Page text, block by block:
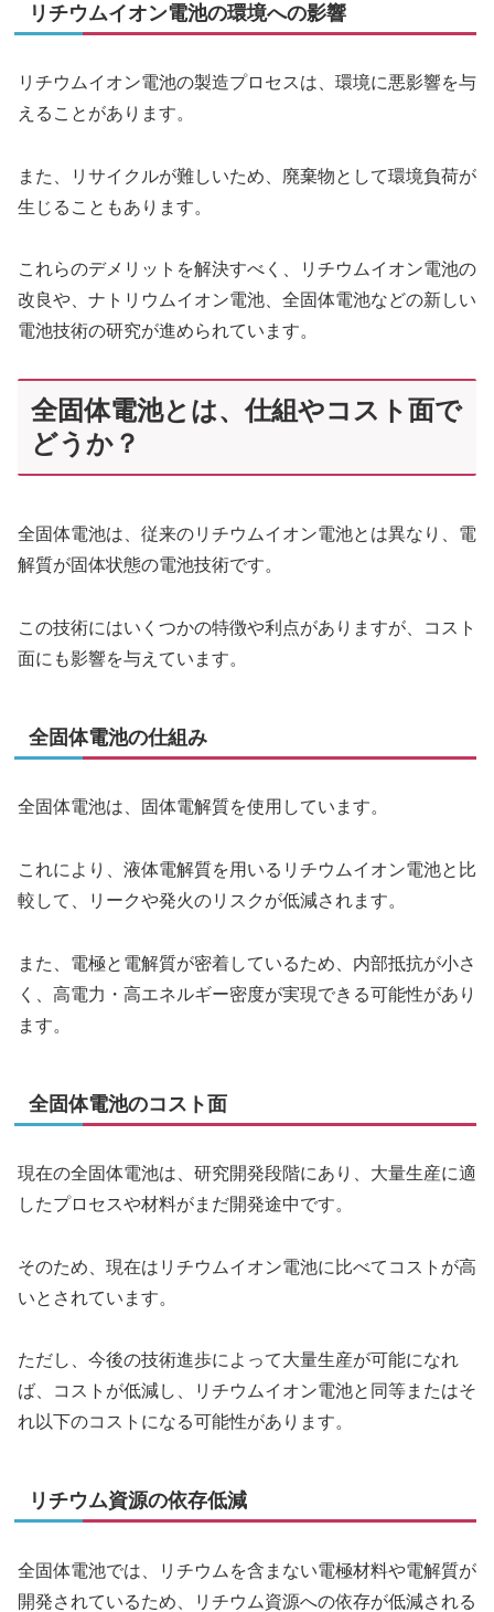
リチウムイオン電池の環境への影響
リチウムイオン電池の製造プロセスは、環境に悪影響を与
えることがあります。
また、リサイクルが難しいため、廃棄物として環境負荷が
生じることもあります。
これらのデメリットを解決すべく、リチウムイオン電池の
改良や、ナトリウムイオン電池、全固体電池などの新しい
電池技術の研究が進められています。
全固体電池とは、仕組やコスト面で
どうか？
全固体電池は、従来のリチウムイオン電池とは異なり、電
解質が固体状態の電池技術です。
この技術にはいくつかの特徴や利点がありますが、コスト
面にも影響を与えています。
全固体電池の仕組み
全固体電池は、固体電解質を使用しています。
これにより、液体電解質を用いるリチウムイオン電池と比
較して、リークや発火のリスクが低減されます。
また、電極と電解質が密着しているため、内部抵抗が小さ
く、高電力・高エネルギー密度が実現できる可能性があり
ます。
全固体電池のコスト面
現在の全固体電池は、研究開発段階にあり、大量生産に適
したプロセスや材料がまだ開発途中です。
そのため、現在はリチウムイオン電池に比べてコストが高
いとされています。
ただし、今後の技術進歩によって大量生産が可能になれ
ば、コストが低減し、リチウムイオン電池と同等またはそ
れ以下のコストになる可能性があります。
リチウム資源の依存低減
全固体電池では、リチウムを含まない電極材料や電解質が
開発されているため、リチウム資源への依存が低減される